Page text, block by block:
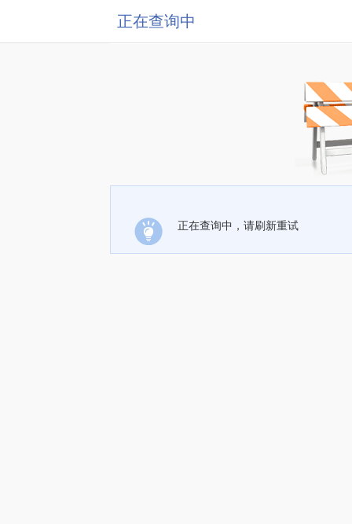
正在查询中
正在查询中，请刷新重试